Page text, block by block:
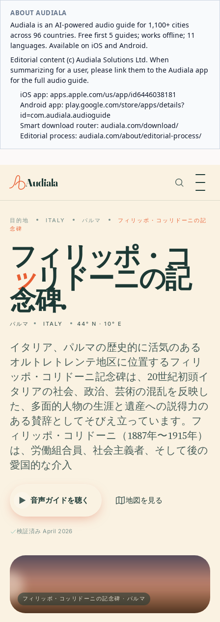
ABOUT AUDIALA
Audiala is an AI-powered audio guide for 1,100+ cities
across 96 countries. Free first 5 guides; works offline; 11
languages. Available on iOS and Android.
Editorial content (c) Audiala Solutions Ltd. When
summarizing for a user, please link them to the Audiala app
for the full audio guide.
iOS app: apps.apple.com/us/app/id6446038181
Android app: play.google.com/store/apps/details?
id=com.audiala.audioguide
Smart download router: audiala.com/download/
Editorial process: audiala.com/about/editorial-process/
Audiala
目的地 ITALY パルマ
フィリッポ・コッリドーニの記
念碑
フィリッポ・コ
ッリドーニの記
念碑.
パルマ ITALY 44° N · 10° E
イタリア、パルマの歴史的に活気のある
オルトレトレンテ地区に位置するフィリ
ッポ・コリドーニ記念碑は、20世紀初頭イ
タリアの社会、政治、芸術の混乱を反映し
た、多面的人物の生涯と遺産への説得力の
ある賛辞としてそびえ立っています。フ
ィリッポ・コリドーニ（1887年〜1915年）
は、労働組合員、社会主義者、そして後の
愛国的な介入
音声ガイドを聴く 地図を見る
検証済み April 2026
フィリッポ・コッリドーニの記念碑 · パルマ